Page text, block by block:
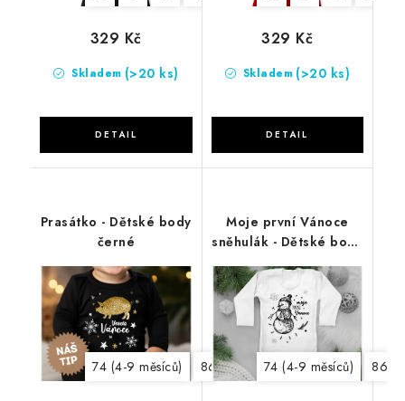
Skladem (>20 ks)
329 Kč
Skladem (>20 ks)
329 Kč
Prasátko - Dětské body
černé
74 (4-9 měsíců) 86 (12-18 měsíců) 98 (20-36
Moje první Vánoce
sněhulák - Dětské body
bílé
74 (4-9 měsíců) 86